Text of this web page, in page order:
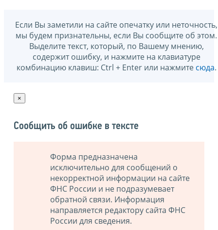
Если Вы заметили на сайте опечатку или неточность,
мы будем признательны, если Вы сообщите об этом.
Выделите текст, который, по Вашему мнению,
содержит ошибку, и нажмите на клавиатуре
комбинацию клавиш: Ctrl + Enter или нажмите сюда.
×
Сообщить об ошибке в тексте
Форма предназначена
исключительно для сообщений о
некорректной информации на сайте
ФНС России и не подразумевает
обратной связи. Информация
направляется редактору сайта ФНС
России для сведения.